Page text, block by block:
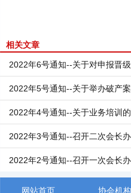
相关文章
2022年6号通知--关于对申报晋
2022年5号通知--关于举办破产
2022年4号通知--关于业务培训
2022年3号通知--召开二次会长
2022年2号通知--召开一次会长
网站首页 协会机构